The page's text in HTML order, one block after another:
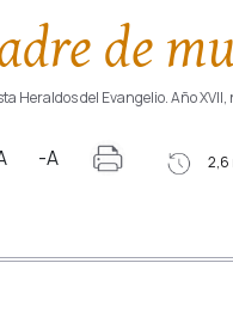
de
Heraldos del Evangelio. Año
-A 2,6